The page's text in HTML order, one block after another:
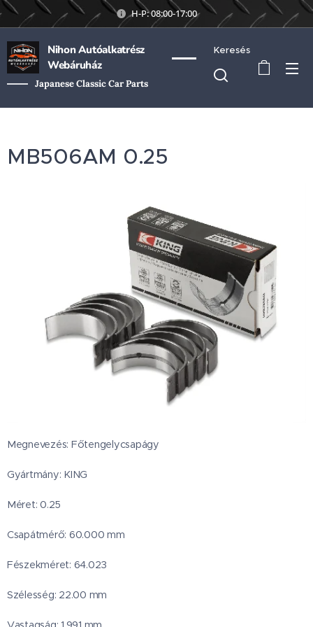
H-P: 08:00-17:00
Nihon Autóalkatrész
Webáruház
Japanese Classic Car Parts
Keresés
MB506AM 0.25
Megnevezés: Főtengelycsapágy
Gyártmány: KING
Méret: 0.25
Csapátmérő: 60.000 mm
Fészekméret: 64.023
Szélesség: 22.00 mm